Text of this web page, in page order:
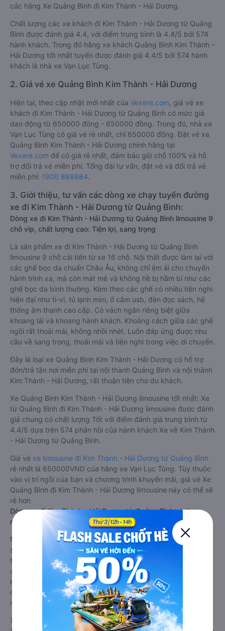
các hãng Xe Quảng Bình đi Kim Thành - Hải Dương.
Chất lượng các xe khách đi Kim Thành - Hải Dương từ Quảng
Bình được đánh giá 4.4, với điểm trung bình là 4.4/5 bởi 574
hành khách. Trong đó hãng xe khách Quảng Bình Kim Thành -
Hải Dương tốt nhất tuyến được đánh giá 4.4/5 bởi 574 hành
khách là nhà xe Vạn Lục Tùng.
2. Giá vé xe Quảng Bình Kim Thành - Hải Dương
Hiện tại, theo cập nhật mới nhất của Vexere.com , giá vé xe
khách đi Kim Thành - Hải Dương từ Quảng Bình có mức giá
dao động từ 650000 đồng - 650000 đồng. Trong đó, nhà xe
Vạn Lục Tùng có giá vé rẻ nhất, chỉ 650000 đồng. Đặt vé xe
Quảng Bình Kim Thành - Hải Dương chính hãng tại
Vexere.com để có giá rẻ nhất, đảm bảo giữ chỗ 100% và hỗ
trợ đổi trả vé miễn phí. Tổng đài tư vấn, đặt vé và đổi trả vé
miễn phí: 1900 888684.
3. Giới thiệu, tư vấn các dòng xe chạy tuyến đường
xe đi Kim Thành - Hải Dương từ Quảng Bình:
Dòng xe đi Kim Thành - Hải Dương từ Quảng Bình limousine 9
chỗ vip, chất lượng cao: Tiện lợi, sang trọng
Là sản phẩm xe đi Kim Thành - Hải Dương từ Quảng Bình
limousine 9 chỗ cải tiến từ xe 16 chỗ. Nội thất được làm lại với
các ghế bọc da chuẩn Châu Âu, không chỉ êm ái cho chuyến
hành trình xa, mà còn mát mẻ và không hề bị hầm bí như các
ghế bọc da bình thường. Kèm theo các ghế có nhiều tiện nghi
hiện đại như ti-vi, tủ lạnh mini, ổ cắm usb, đèn đọc sách, hệ
thống âm thanh cao cấp. Có vách ngăn riêng biệt giữa
khoang lái và khoang hành khách. Khoảng cách giữa các ghế
ngồi rất thoải mái, không nhồi nhét. Luôn đáp ứng được nhu
cầu về sang trọng, thoải mái và tiện nghi trong việc di chuyển.
Đây là loại xe Quảng Bình Kim Thành - Hải Dương có hỗ trợ
đón/trả tận nơi miễn phí tại nội thành Quảng Bình và nội thành
Kim Thành - Hải Dương, rất thuận tiện cho du khách.
Xe Quảng Bình Kim Thành - Hải Dương limousine tốt nhất: Xe
từ Quảng Bình đi Kim Thành - Hải Dương limousine được đánh
giá chung có chất lượng Tốt với điểm đánh giá trung bình từ
4.4/5 dựa trên 574 phản hồi của hành khách Xe về Kim Thành
- Hải Dương từ Quảng Bình.
Giá vé xe limousine đi Kim Thành - Hải Dương từ Quảng Bình
rẻ nhất là 650000VND của hãng xe Vạn Lục Tùng. Tùy thuộc
vào vị trí ngồi của bạn và chương trình khuyến mãi, giá vé Xe
Quảng Bình đi Kim Thành - Hải Dương limousine này có thể sẽ
rẻ hơn
Dòng xe đi Kim Thành - Hải Dương từ Quảng Bình giường
nằm chất lượng cao: Thoải mái, giá cả tốt nhất
Những nhà xe đi Kim Thành - Hải Dương từ Quảng Bình đều
sở hữu những xe giường nằm chất lượng cao. Trên xe được
trang bị đầy đủ các trang thiết bị hiện đại phục vụ cho nhu
cầu di chuyển của hành khách. Bên cạnh đó, các hãng xe
khách Quảng Bình Kim Thành - Hải Dương luôn chú trọng đến
chất lượng dịch vụ, không ngừng cải thiện để mang đến trải
nghiệm hoàn hảo cho hành khách.
Xe Quảng Bình Kim Thành - Hải Dương giường nằm tốt nhất: